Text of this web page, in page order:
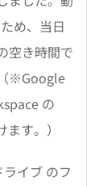
め、当日
空き時間で
※Google
の
す。）
イブ のフ